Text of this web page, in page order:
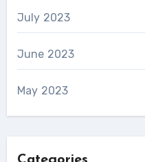
July 2023
June 2023
May 2023